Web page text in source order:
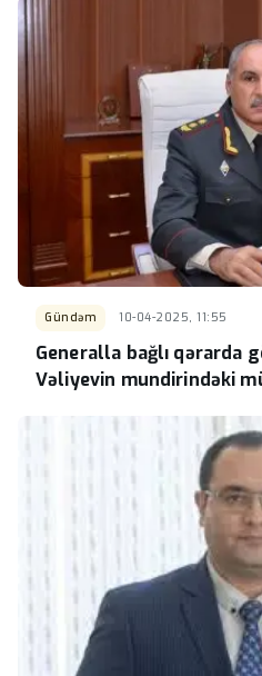
Gündəm 10-04-2025, 11:55
Generalla bağlı qərarda
Vəliyevin mundirindəki